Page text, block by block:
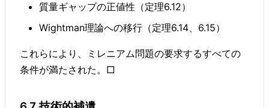
質量ギャップの正値性（定理6.12）
Wightman理論への移行（定理6.14、6.15）
これらにより、ミレニアム問題の要求するすべての
条件が満たされた。□